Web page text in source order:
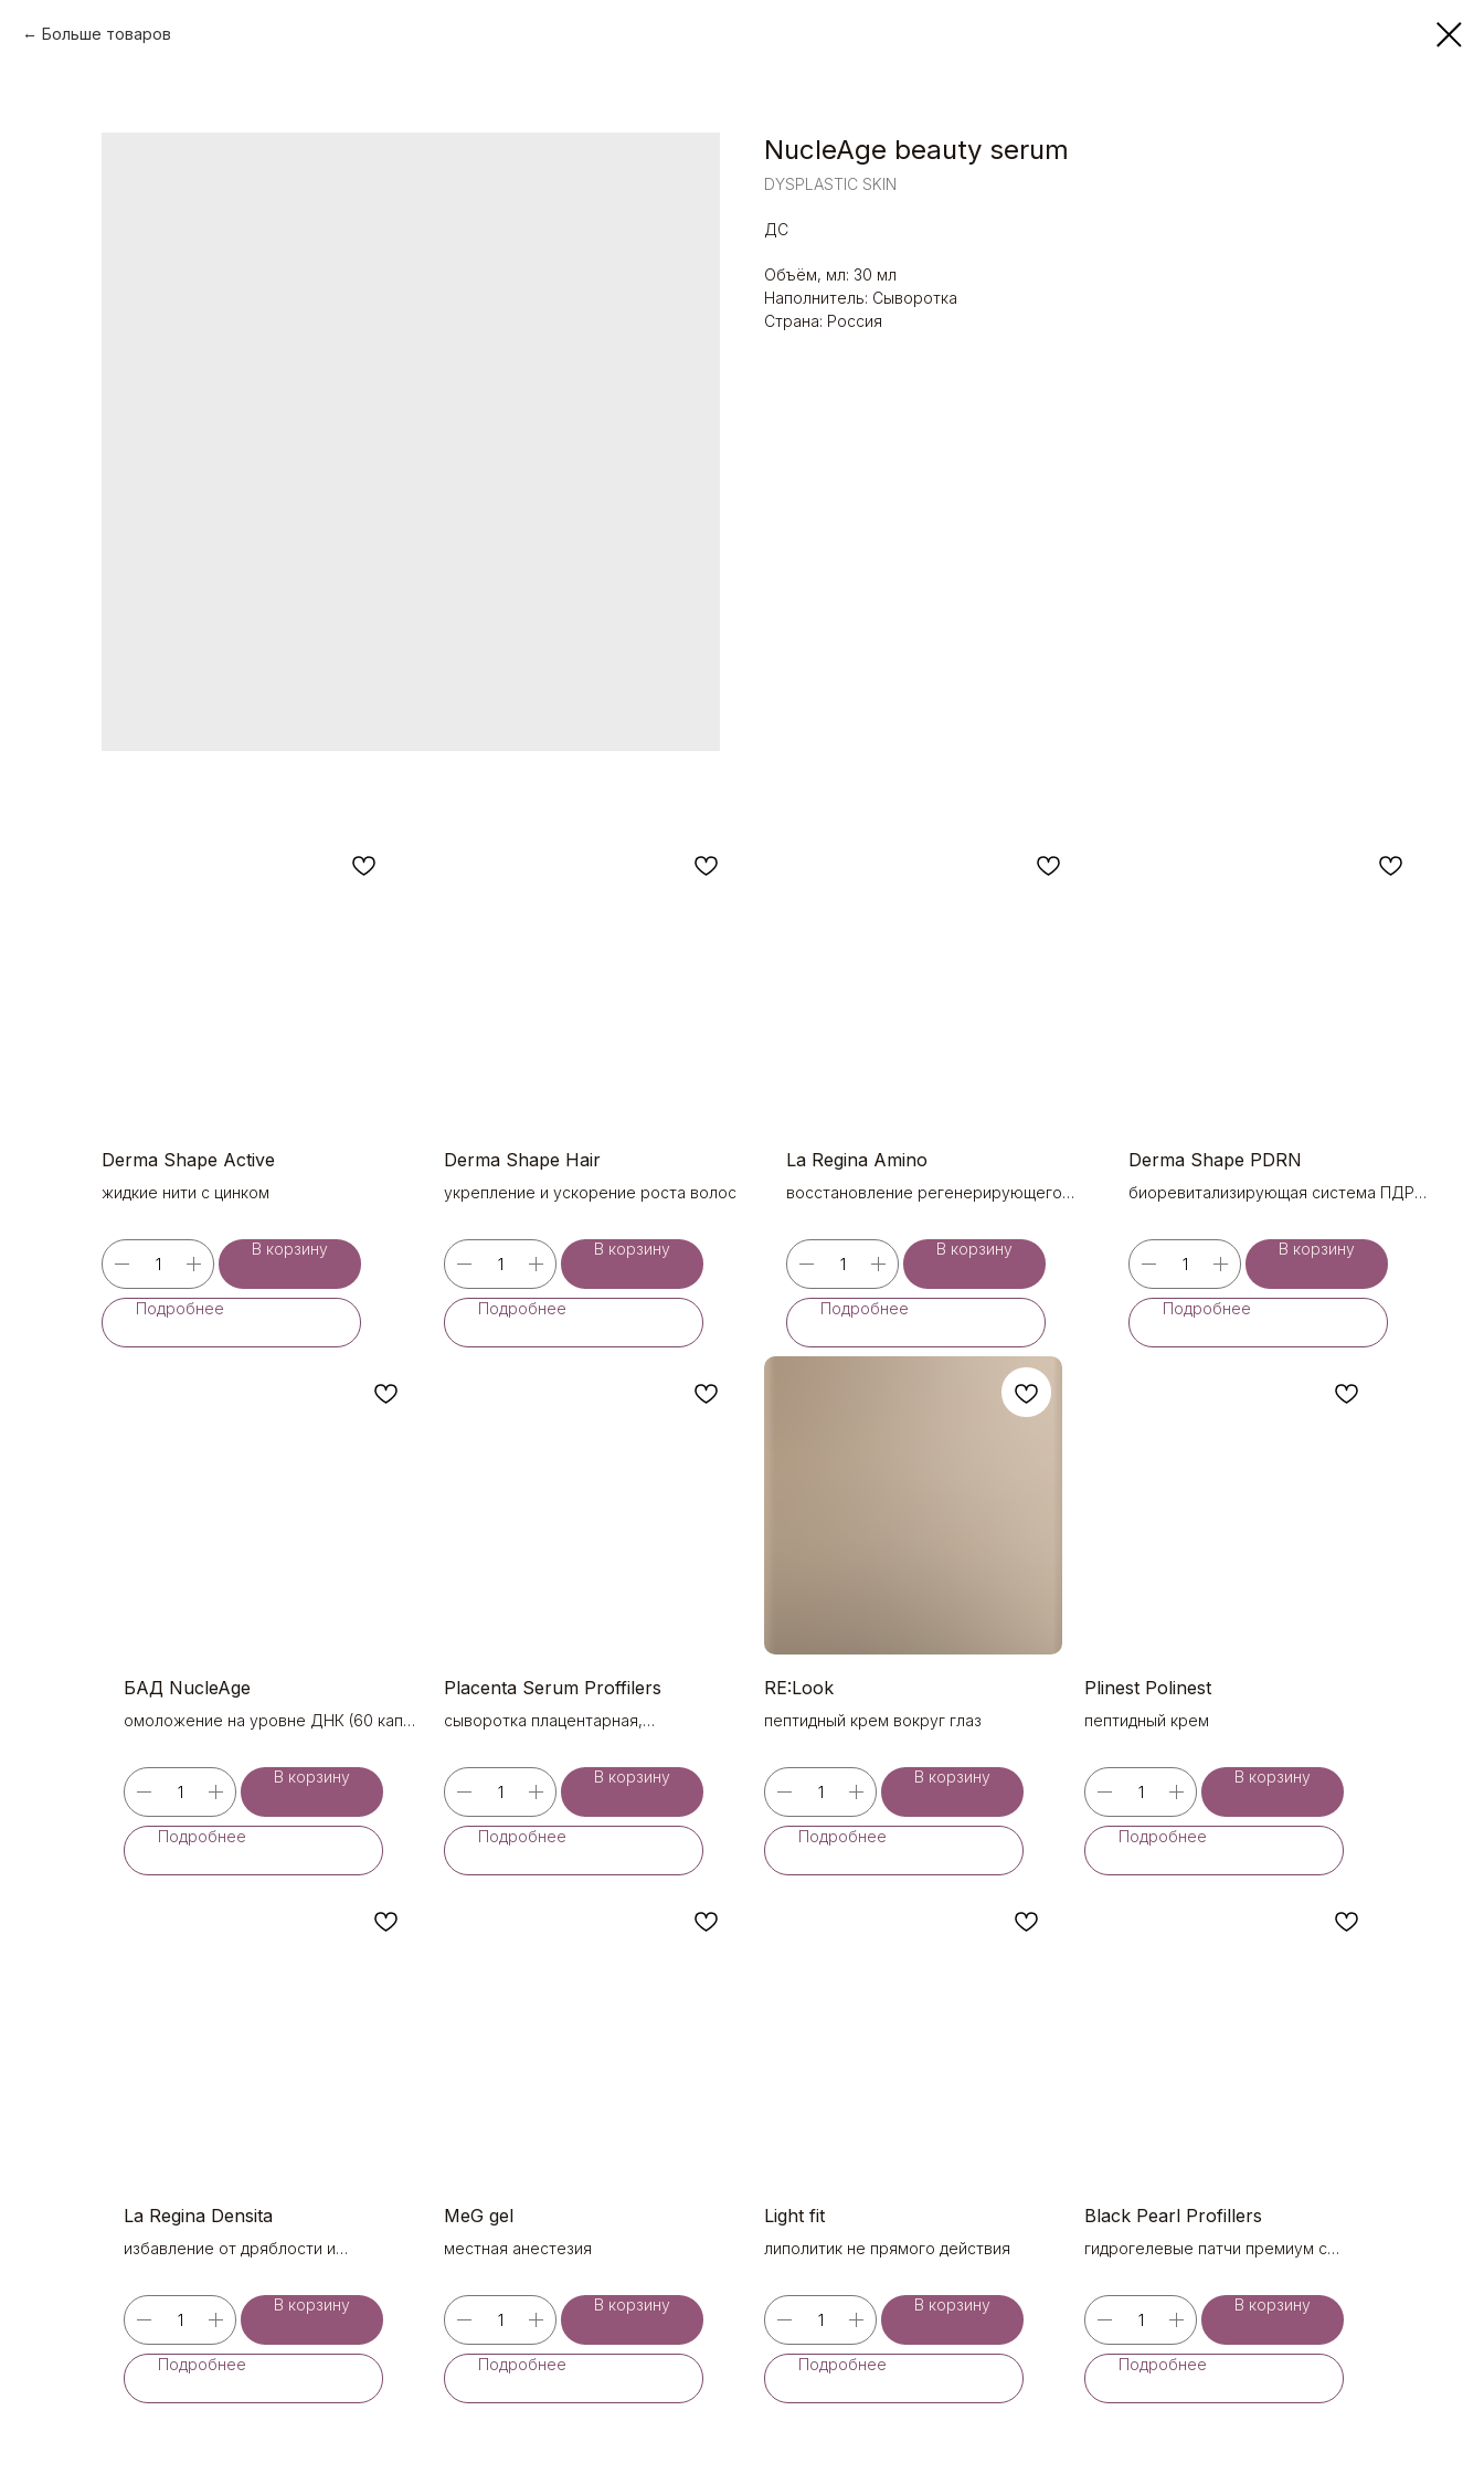
Больше товаров
NucleAge beauty serum
DYSPLASTIC SKIN
ДС
Объём, мл: 30 мл
Наполнитель: Сыворотка
Страна: Россия
Derma Shape Active
жидкие нити с цинком
В корзину
Подробнее
Derma Shape Hair
укрепление и ускорение роста волос
В корзину
Подробнее
La Regina Amino
восстановление регенерирующего
групп и морфотипов старения (2х6 ml)
В корзину
Подробнее
Derma Shape PDRN
биоревитализирующая система ПДРН
В корзину
Подробнее
БАД NucleAge
омоложение на уровне ДНК (60 капс.
В корзину
Подробнее
Placenta Serum Proffilers
сыворотка плацентарная,
сыворотка
В корзину
Подробнее
RE:Look
пептидный крем вокруг глаз
В корзину
Подробнее
Plinest Polinest
пептидный крем
В корзину
Подробнее
La Regina Densita
избавление от дряблости и
В корзину
Подробнее
MeG gel
местная анестезия
В корзину
Подробнее
Light fit
липолитик не прямого действия
В корзину
Подробнее
Black Pearl Profillers
гидрогелевые патчи премиум с
В корзину
Подробнее